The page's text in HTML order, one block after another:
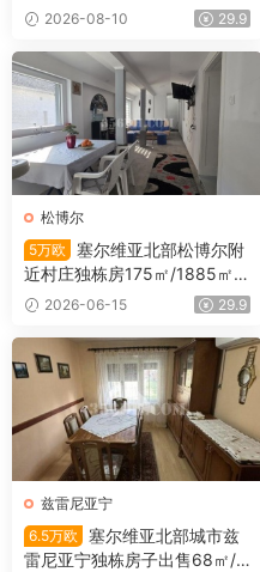
5.5万欧
2026-08-10 29.9
松博尔
5万欧
塞尔维亚北部松博尔附
近村庄独栋房175㎡/1885㎡/5
万欧2026-06-15 29.9
兹雷尼亚宁
6.5万欧
塞尔维亚北部城市兹
雷尼亚宁独栋房子出售68㎡/4